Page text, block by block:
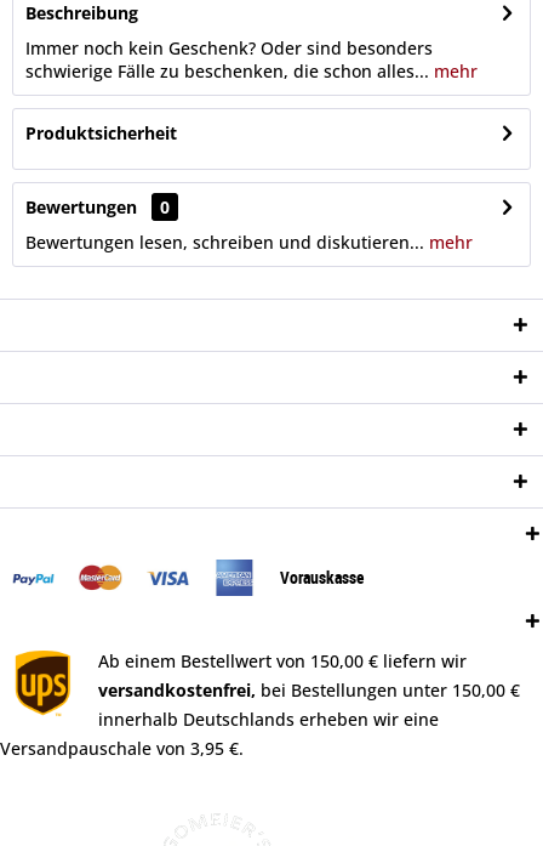
Beschreibung
Immer noch kein Geschenk? Oder sind besonders
schwierige Fälle zu beschenken, die schon alles... mehr
Produktsicherheit
Bewertungen
0
Bewertungen lesen, schreiben und diskutieren... mehr
Vorauskasse
Ab einem Bestellwert von 150,00 € liefern wir
versandkostenfrei, bei Bestellungen unter 150,00 €
innerhalb Deutschlands erheben wir eine
Versandpauschale von 3,95 €.